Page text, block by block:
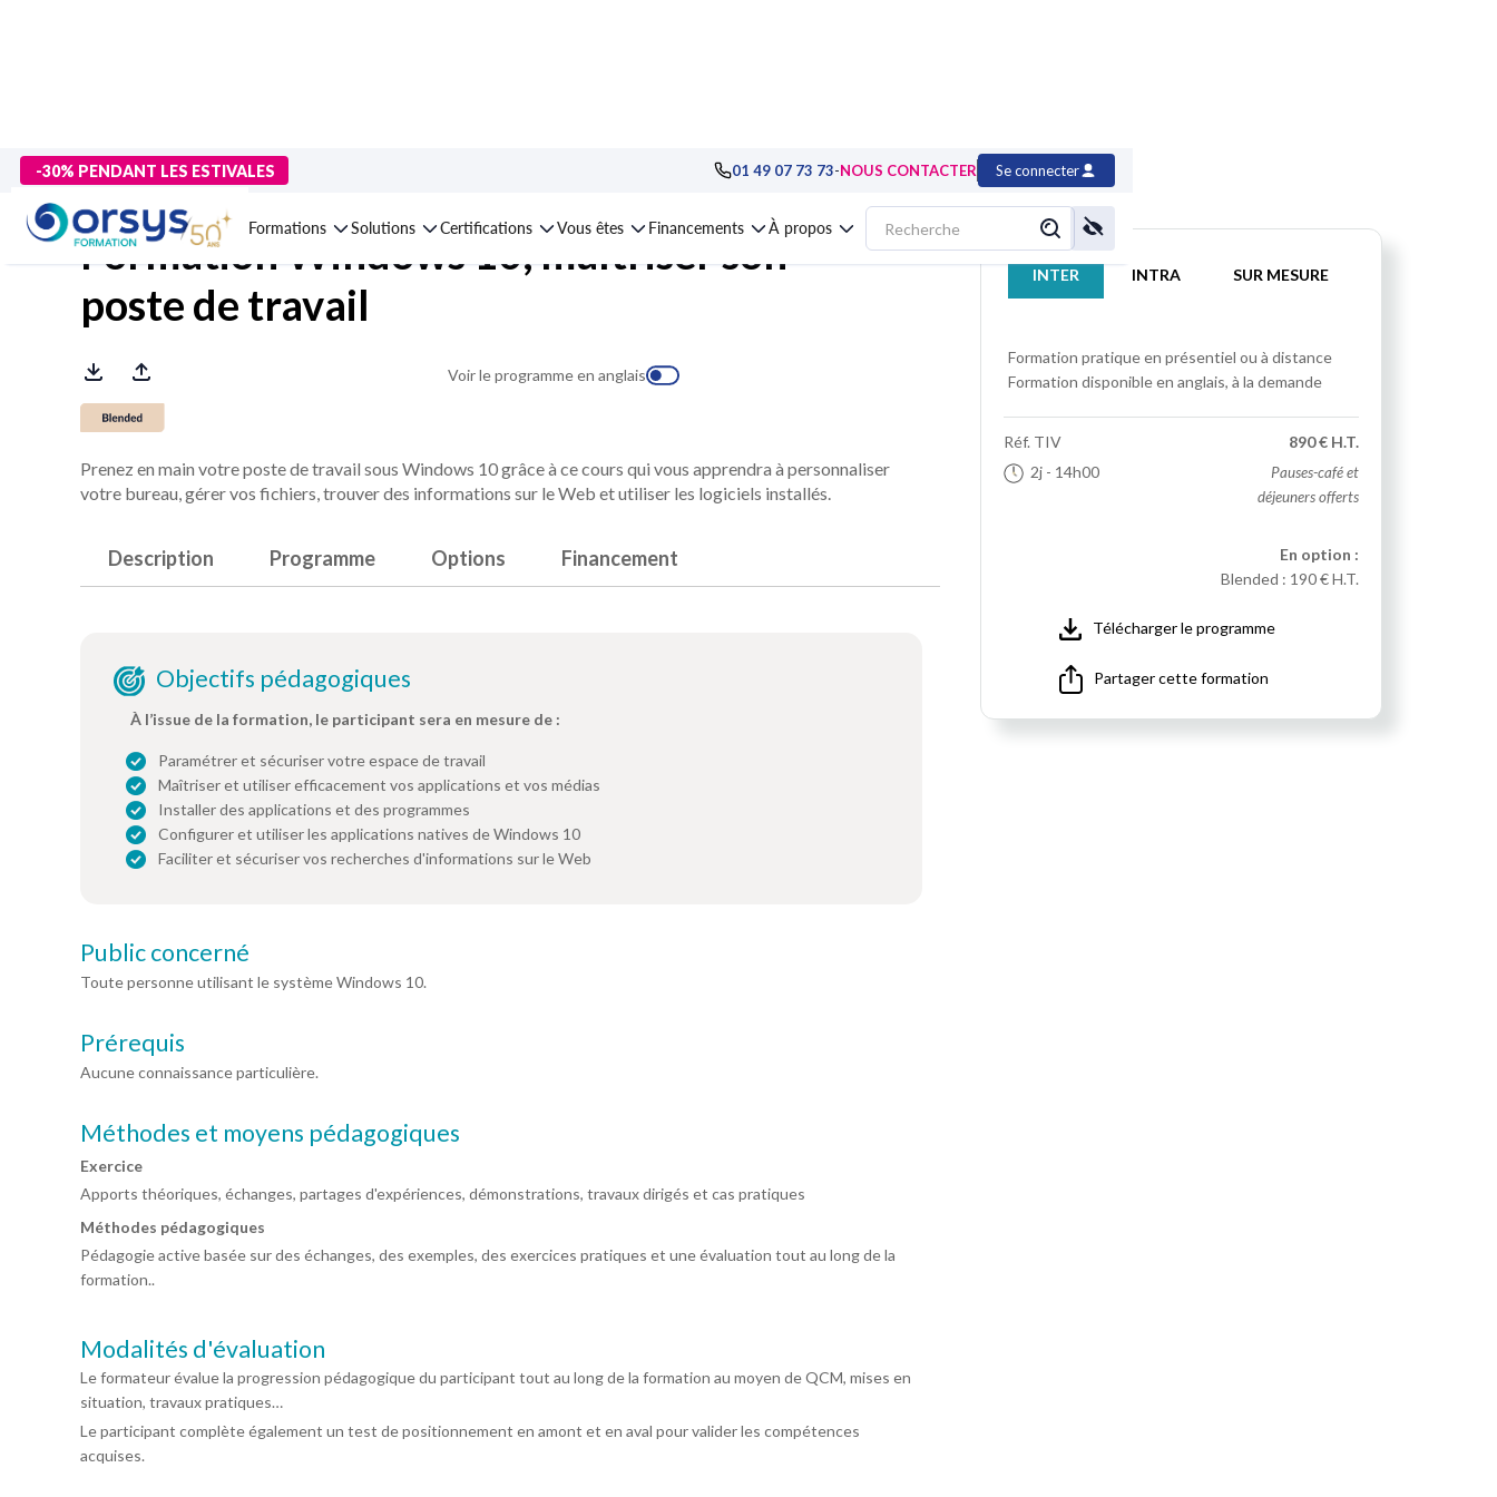
-30% PENDANT LES ESTIVALES 01 49 07 73 73-NOUS CONTACTER Se connecter
Formations Solutions Certifications Vous êtes Financements À propos
> Formations>Technologies numériques Windows : postes de travail Formation Windows 10, maîtriser son poste de travail
Formation Windows 10, maîtriser son
poste de travail
Voir le programme en anglais
INTER INTRA SUR MESURE
Formation pratique en présentiel ou à distance
Formation disponible en anglais, à la demande
Réf. TIV
2j - 14h00
890 € H.T.
Pauses-café et
déjeuners offerts
En option :
Blended : 190 € H.T.
Télécharger le programme
Partager cette formation
Prenez en main votre poste de travail sous Windows 10 grâce à ce cours qui vous apprendra à personnaliser
votre bureau, gérer vos fichiers, trouver des informations sur le Web et utiliser les logiciels installés.
Description Programme Options Financement
Objectifs pédagogiques
À l’issue de la formation, le participant sera en mesure de :
Paramétrer et sécuriser votre espace de travail
Maîtriser et utiliser efficacement vos applications et vos médias
Installer des applications et des programmes
Configurer et utiliser les applications natives de Windows 10
Faciliter et sécuriser vos recherches d'informations sur le Web
Public concerné
Toute personne utilisant le système Windows 10.
Prérequis
Aucune connaissance particulière.
Méthodes et moyens pédagogiques
Exercice
Apports théoriques, échanges, partages d'expériences, démonstrations, travaux dirigés et cas pratiques
Méthodes pédagogiques
Pédagogie active basée sur des échanges, des exemples, des exercices pratiques et une évaluation tout au long de la
formation..
Modalités d'évaluation
Le formateur évalue la progression pédagogique du participant tout au long de la formation au moyen de QCM, mises en
situation, travaux pratiques…
Le participant complète également un test de positionnement en amont et en aval pour valider les compétences
acquises.